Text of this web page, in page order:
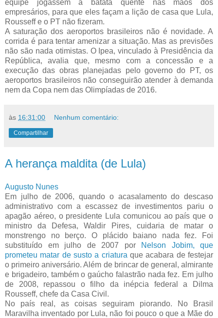
equipe jogassem a batata quente nas mãos dos
empresários, para que eles façam a lição de casa que Lula,
Rousseff e o PT não fizeram.
A saturação dos aeroportos brasileiros não é novidade. A
corrida é para tentar amenizar a situação. Mas as previsões
não são nada otimistas. O Ipea, vinculado à Presidência da
República, avalia que, mesmo com a concessão e a
execução das obras planejadas pelo governo do PT, os
aeroportos brasileiros não conseguirão atender à demanda
nem da Copa nem das Olimpíadas de 2016.
às 16:31:00 Nenhum comentário:
Compartilhar
A herança maldita (de Lula)
Augusto Nunes
Em julho de 2006, quando o acasalamento do descaso
administrativo com a escassez de investimentos pariu o
apagão aéreo, o presidente Lula comunicou ao país que o
ministro da Defesa, Waldir Pires, cuidaria de matar o
monstrengo no berço. O plácido baiano nada fez. Foi
substituído em julho de 2007 por
Nelson Jobim, que
prometeu matar de susto a criatura que acabara de festejar
o primeiro aniversário. Além de brincar de general, almirante
e brigadeiro, também o gaúcho falastrão nada fez. Em julho
de 2008, repassou o filho da inépcia federal a Dilma
Rousseff, chefe da Casa Civil.
No país real, as coisas seguiram piorando. No Brasil
Maravilha inventado por Lula, não foi pouco o que a Mãe do